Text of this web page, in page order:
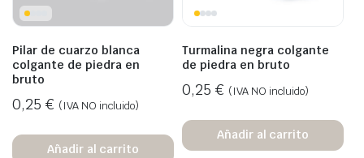
Pilar de cuarzo blanca
colgante de piedra en
bruto
0,25 € (IVA NO incluido)
Añadir al carrito
Turmalina negra colgante
de piedra en bruto
0,25 € (IVA NO incluido)
Añadir al carrito